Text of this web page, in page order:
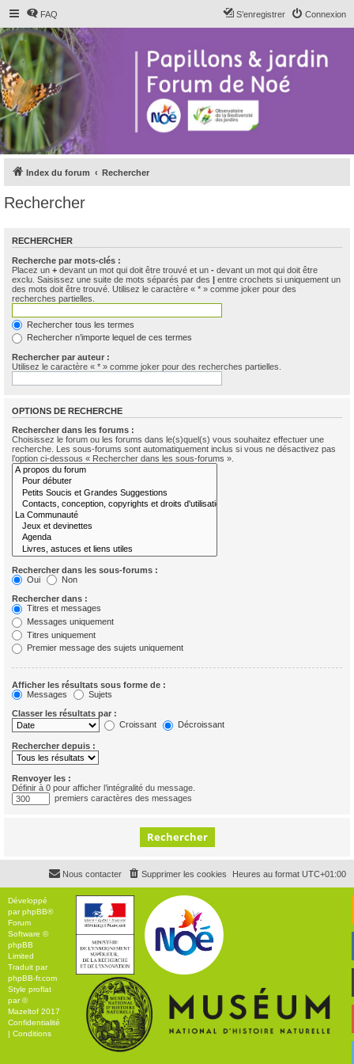
FAQ Connexion
S’enregistrer
Index du forum Rechercher
Rechercher
RECHERCHER
Recherche par mots-clés :
Placez un + devant un mot qui doit être trouvé et un - devant un mot qui doit être
exclu. Saisissez une suite de mots séparés par des | entre crochets si uniquement un
des mots doit être trouvé. Utilisez le caractère « * » comme joker pour des
recherches partielles.
Rechercher tous les termes
Rechercher n’importe lequel de ces termes
Rechercher par auteur :
Utilisez le caractère « * » comme joker pour des recherches partielles.
OPTIONS DE RECHERCHE
Rechercher dans les forums :
Choisissez le forum ou les forums dans le(s)quel(s) vous souhaitez effectuer une
recherche. Les sous-forums sont automatiquement inclus si vous ne désactivez pas
l’option ci-dessous « Rechercher dans les sous-forums ».
Rechercher dans les sous-forums :
Oui
Non
Rechercher dans :
Titres et messages
Messages uniquement
Titres uniquement
Premier message des sujets uniquement
Afficher les résultats sous forme de :
Messages
Sujets
Classer les résultats par :
Croissant
Décroissant
Rechercher depuis :
Renvoyer les :
Définir à 0 pour afficher l’intégralité du message.
premiers caractères des messages
Heures au format UTC+01:00
Supprimer les cookies
Nous contacter
Développé
parphpBB®
Forum
Software ©
phpBB
Limited
Traduit par
phpBB-fr.com
Style proflat
par ©
Mazeltof 2017
Confidentialité
Conditions